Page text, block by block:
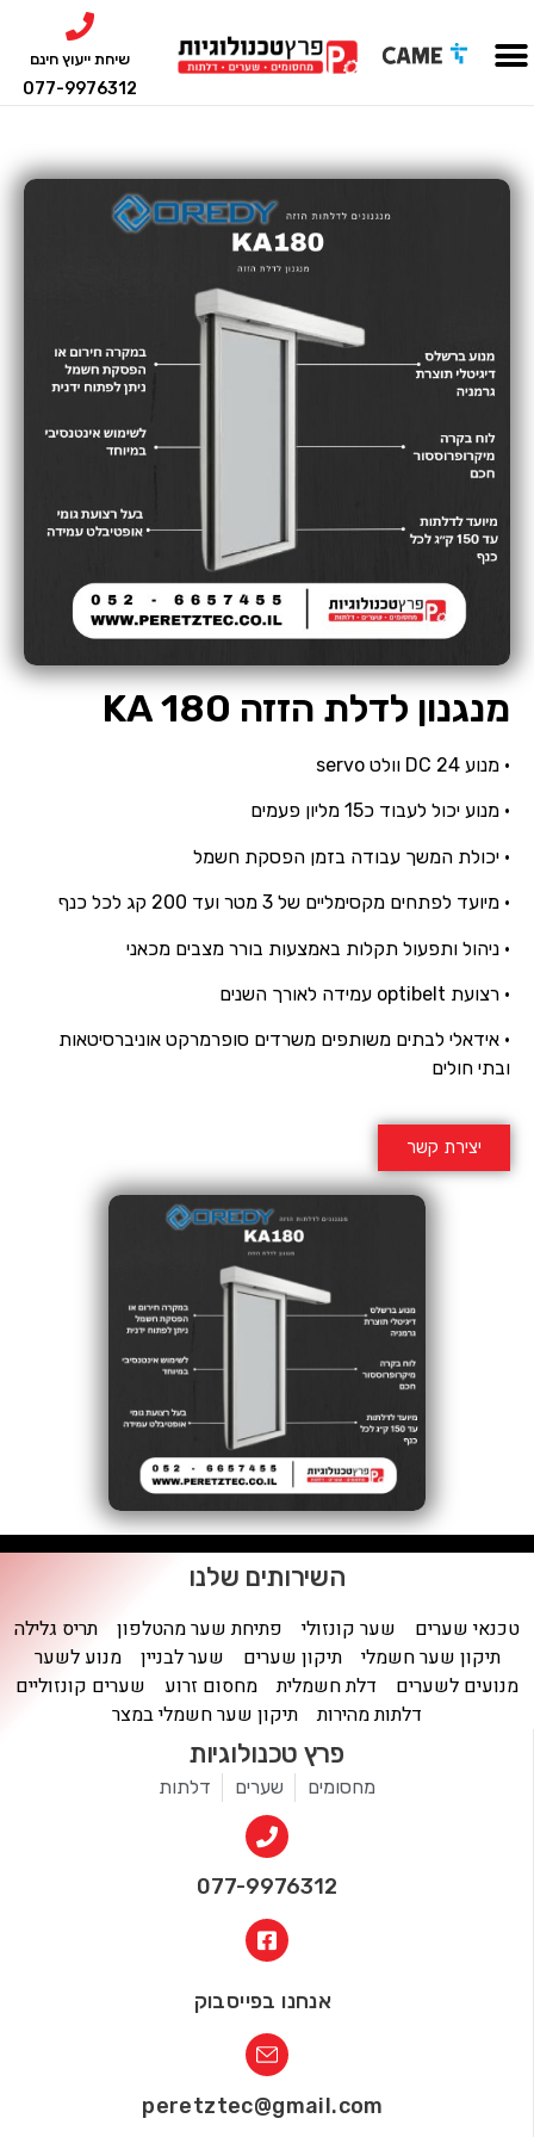
שיחת ייעוץ חינם
077-9976312
מנגנון לדלת הזזה KA 180
• מנוע DC 24 וולט servo
• ⁠מנוע יכול לעבוד כ15 מליון פעמים
• יכולת המשך עבודה בזמן הפסקת חשמל
• מיועד לפתחים מקסימליים של 3 מטר ועד 200 קג לכל כנף
• ניהול ותפעול תקלות באמצעות בורר מצבים מכאני
• רצועת optibelt עמידה לאורך השנים
• אידאלי לבתים משותפים משרדים סופרמרקט אוניברסיטאות
ובתי חולים
יצירת קשר
השירותים שלנו
טכנאי שערים שער קונזולי פתיחת שער מהטלפון
תריס גלילה
תיקון שער חשמלי
תיקון שערים שער לבניין
מנוע לשער
מנועים לשערים
דלת חשמלית מחסום זרוע
שערים קונזוליים
דלתות מהירות
תיקון שער חשמלי במצר
פרץ טכנולוגיות
מחסומים שערים דלתות
077-9976312
אנחנו בפייסבוק
peretztec@gmail.com